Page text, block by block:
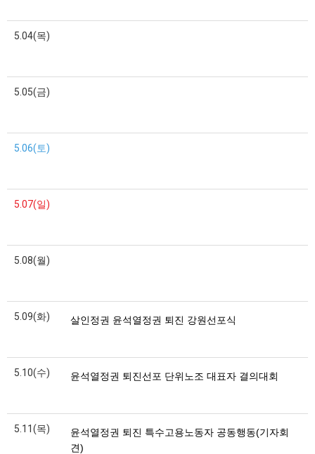
5.04(목)
5.05(금)
5.06(토)
5.07(일)
5.08(월)
5.09(화) 살인정권 윤석열정권 퇴진 강원선포식
5.10(수) 윤석열정권 퇴진선포 단위노조 대표자 결의대회
5.11(목)
윤석열정권 퇴진 특수고용노동자 공동행동(기자회
견)